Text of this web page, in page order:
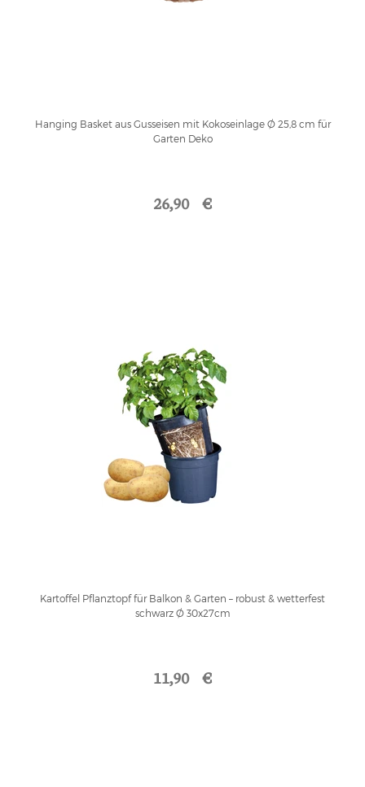
Hanging Basket aus Gusseisen mit Kokoseinlage Ø 25,8 cm für
Garten Deko
26,90 €
Kartoffel Pflanztopf für Balkon & Garten – robust & wetterfest
schwarz Ø 30x27cm
11,90 €